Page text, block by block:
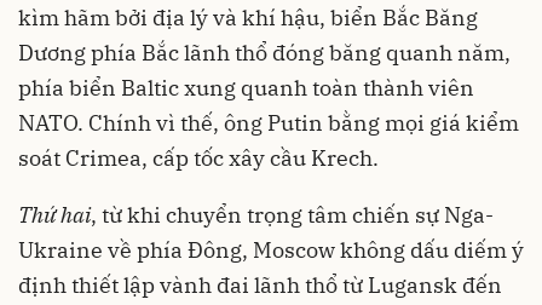
kìm hãm bởi địa lý và khí hậu, biển Bắc Băng
Dương phía Bắc lãnh thổ đóng băng quanh năm,
phía biển Baltic xung quanh toàn thành viên
NATO. Chính vì thế, ông Putin bằng mọi giá kiểm
soát Crimea, cấp tốc xây cầu Krech.
Thứ hai, từ khi chuyển trọng tâmchiến sự Nga-
Ukraine về phía Đông, Moscow không dấu diếm ý
định thiết lập vành đai lãnh thổ từ Lugansk đến